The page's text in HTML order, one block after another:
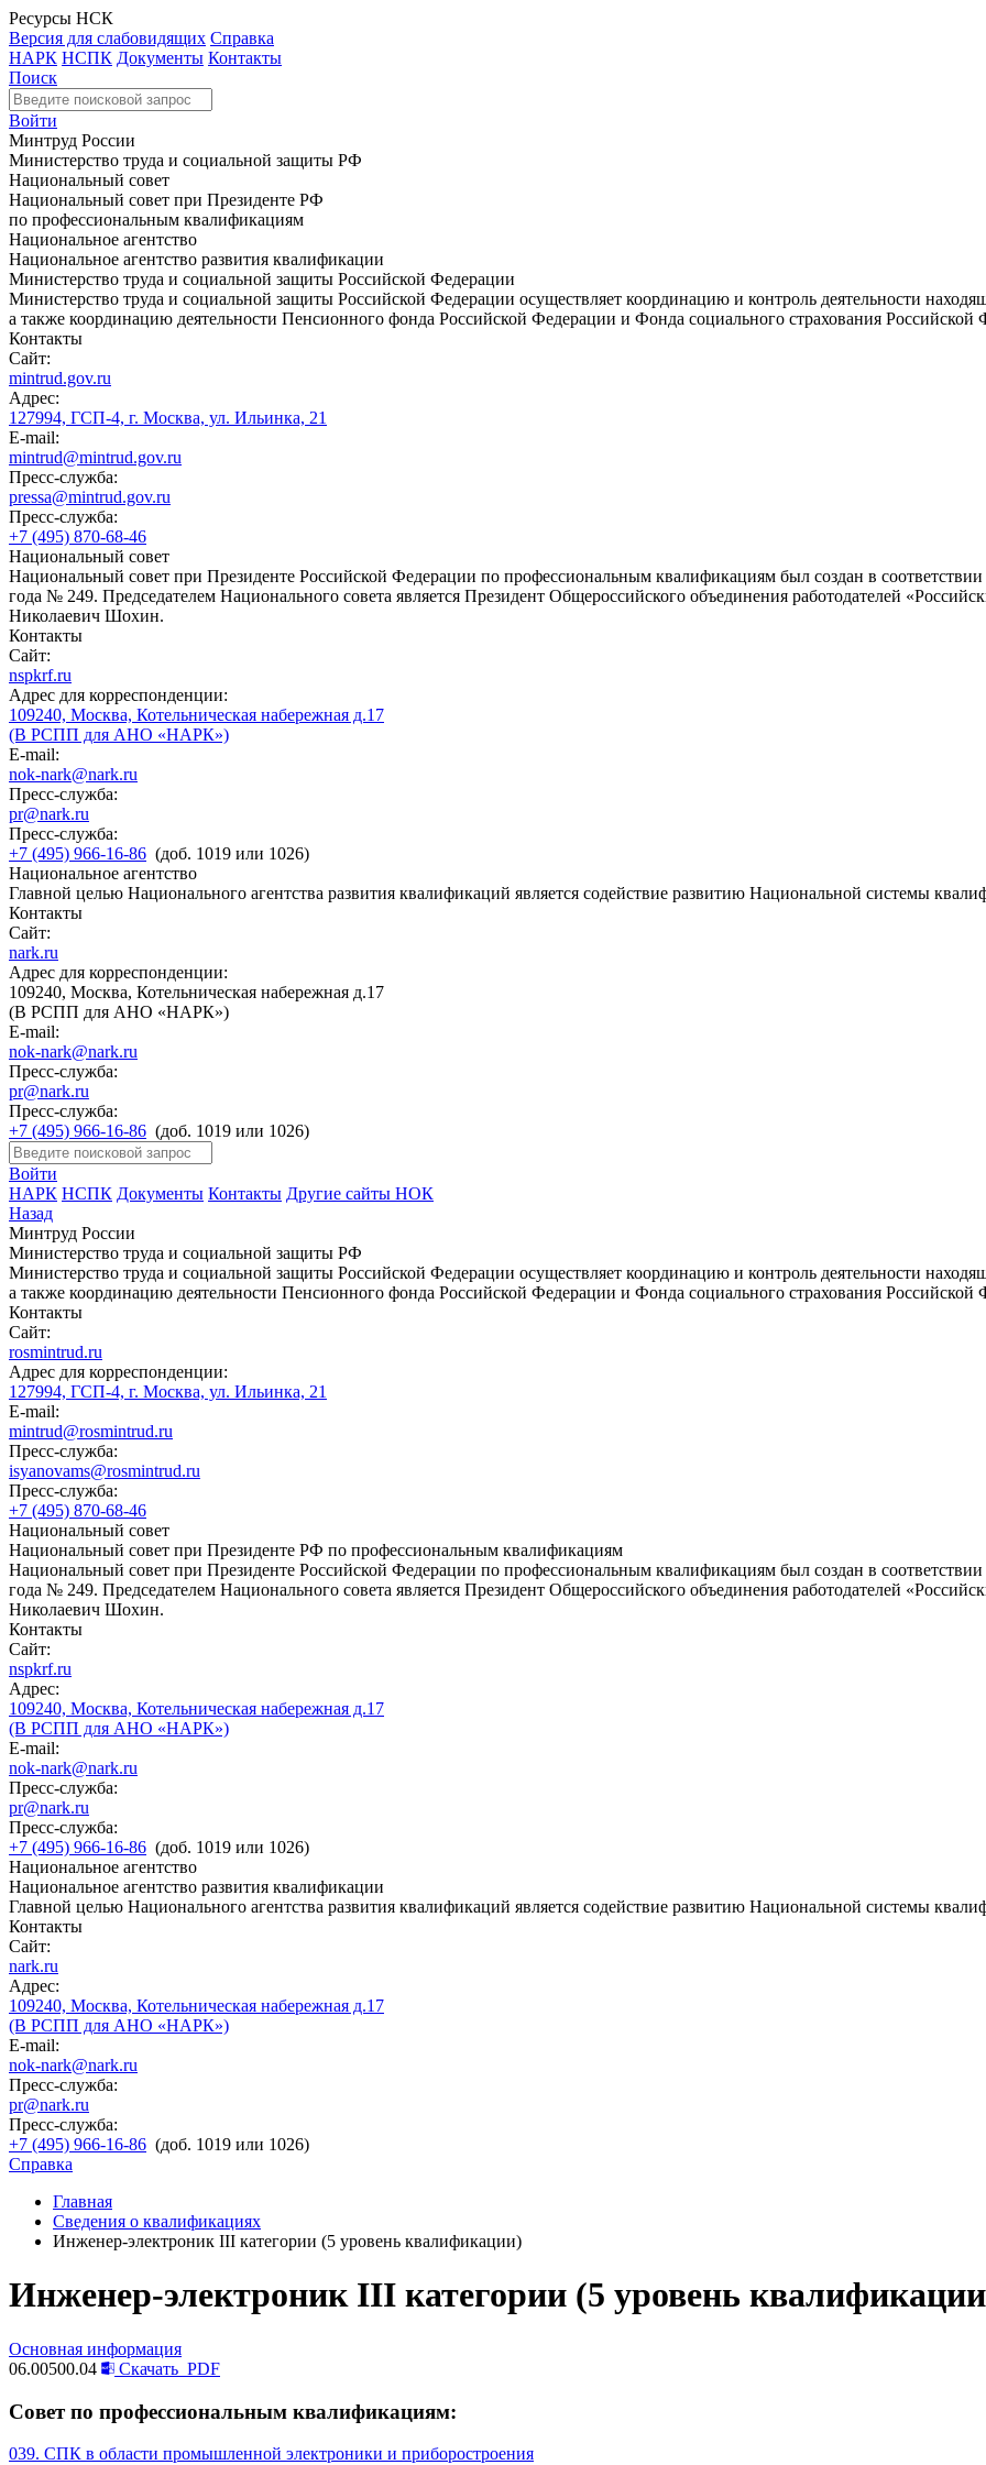
Ресурсы НСК
Версия для слабовидящих Справка
НАРК НСПК Документы Контакты
Поиск
Войти
Минтруд России
Министерство труда и социальной защиты РФ
Национальный совет
Национальный совет при Президенте РФ
по профессиональным квалификациям
Национальное агентство
Национальное агентство развития квалификации
Министерство труда и социальной защиты Российской Федерации
Министерство труда и социальной защиты Российской Федерации осуществляет координацию и контроль деятельности
а также координацию деятельности Пенсионного фонда Российской Федерации и Фонда социального страхования Российской
Контакты
Сайт:
mintrud.gov.ru
Адрес:
127994, ГСП-4, г. Москва, ул. Ильинка, 21
E-mail:
mintrud@mintrud.gov.ru
Пресс-служба:
pressa@mintrud.gov.ru
Пресс-служба:
+7 (495) 870-68-46
Национальный совет
Национальный совет при Президенте Российской Федерации по профессиональным квалификациям был создан в
года № 249. Председателем Национального совета является Президент Общероссийского объединения работодателей
Николаевич Шохин.
Контакты
Сайт:
nspkrf.ru
Адрес для корреспонденции:
109240, Москва, Котельническая набережная д.17
(В РСПП для АНО «НАРК»)
E-mail:
nok-nark@nark.ru
Пресс-служба:
pr@nark.ru
Пресс-служба:
+7 (495) 966-16-86 (доб. 1019 или 1026)
Национальное агентство
Главной целью Национального агентства развития квалификаций является содействие развитию Национальной системы
Контакты
Сайт:
nark.ru
Адрес для корреспонденции:
109240, Москва, Котельническая набережная д.17
(В РСПП для АНО «НАРК»)
E-mail:
nok-nark@nark.ru
Пресс-служба:
pr@nark.ru
Пресс-служба:
+7 (495) 966-16-86 (доб. 1019 или 1026)
Войти
НАРК НСПК Документы Контакты Другие сайты НОК
Назад
Минтруд России
Министерство труда и социальной защиты РФ
Министерство труда и социальной защиты Российской Федерации осуществляет координацию и контроль деятельности
а также координацию деятельности Пенсионного фонда Российской Федерации и Фонда социального страхования Российской
Контакты
Сайт:
rosmintrud.ru
Адрес для корреспонденции:
127994, ГСП-4, г. Москва, ул. Ильинка, 21
E-mail:
mintrud@rosmintrud.ru
Пресс-служба:
isyanovams@rosmintrud.ru
Пресс-служба:
+7 (495) 870-68-46
Национальный совет
Национальный совет при Президенте РФ по профессиональным квалификациям
Национальный совет при Президенте Российской Федерации по профессиональным квалификациям был создан в
года № 249. Председателем Национального совета является Президент Общероссийского объединения работодателей
Николаевич Шохин.
Контакты
Сайт:
nspkrf.ru
Адрес:
109240, Москва, Котельническая набережная д.17
(В РСПП для АНО «НАРК»)
E-mail:
nok-nark@nark.ru
Пресс-служба:
pr@nark.ru
Пресс-служба:
+7 (495) 966-16-86 (доб. 1019 или 1026)
Национальное агентство
Национальное агентство развития квалификации
Главной целью Национального агентства развития квалификаций является содействие развитию Национальной системы
Контакты
Сайт:
nark.ru
Адрес:
109240, Москва, Котельническая набережная д.17
(В РСПП для АНО «НАРК»)
E-mail:
nok-nark@nark.ru
Пресс-служба:
pr@nark.ru
Пресс-служба:
+7 (495) 966-16-86 (доб. 1019 или 1026)
Справка
Главная
Сведения о квалификациях
Инженер-электроник III категории (5 уровень квалификации)
Инженер-электроник III категории (5 уровень
Основная информация
06.00500.04
Скачать PDF
Совет по профессиональным квалификациям:
039. СПК в области промышленной электроники и приборостроения